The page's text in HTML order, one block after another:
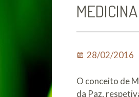
Posted
28/02/2016
O conceito de
da Paz,